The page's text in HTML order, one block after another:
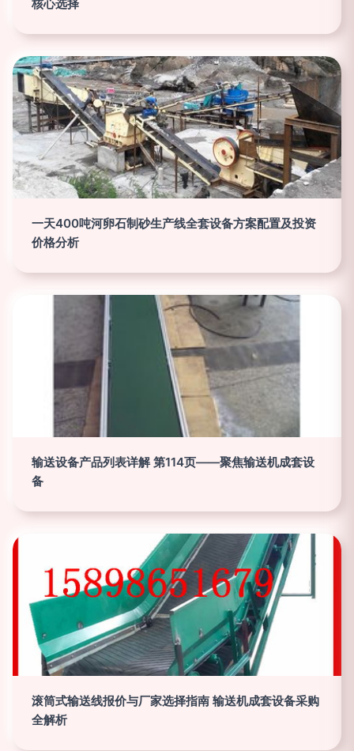
核心选择
一天400吨河卵石制砂生产线全套设备方案配置及投资
价格分析
输送设备产品列表详解 第114页——聚焦输送机成套设
备
滚筒式输送线报价与厂家选择指南 输送机成套设备采购
全解析